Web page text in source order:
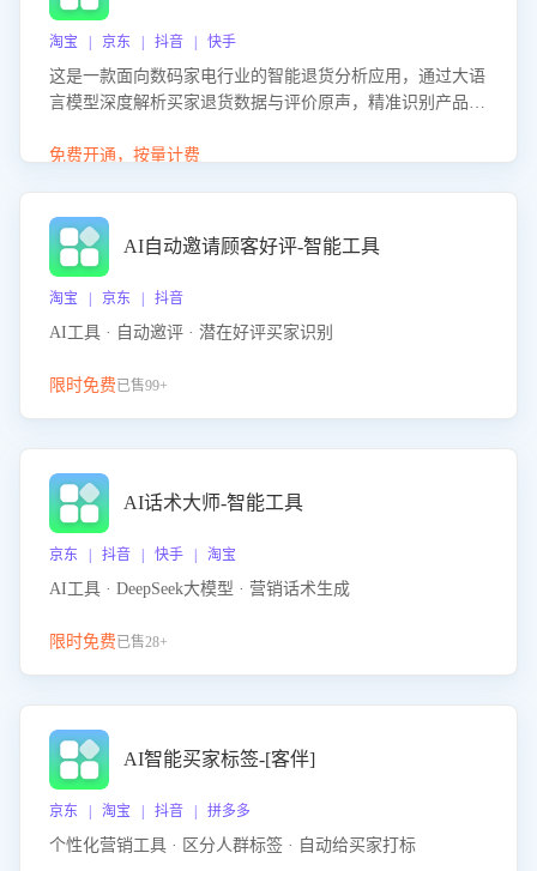
淘宝 | 京东 | 抖音 | 快手
这是一款面向数码家电行业的智能退货分析应用，通过大语
言模型深度解析买家退货数据与评价原声，精准识别产品质
改进建议，通过挖掘用户痛点驱动产品迭代，从根本上降低
免费开通，按量计费
AI自动邀请顾客好评-智能工具
淘宝 | 京东 | 抖音
AI工具 · 自动邀评 · 潜在好评买家识别
限时免费已售99+
AI话术大师-智能工具
京东 | 抖音 | 快手 | 淘宝
AI工具 · DeepSeek大模型 · 营销话术生成
限时免费已售28+
AI智能买家标签-[客伴]
京东 | 淘宝 | 抖音 | 拼多多
个性化营销工具 · 区分人群标签 · 自动给买家打标